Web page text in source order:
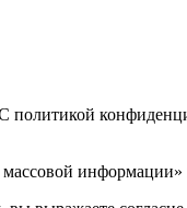
политикой